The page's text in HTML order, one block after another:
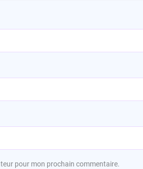
pour mon prochain commentaire.